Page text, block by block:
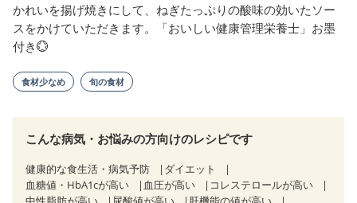
かれいを揚げ焼きにして、ねぎたっぷりの酸味の効いたソー
スをかけていただきます。「おいしい健康管理栄養士」お墨
付き💮
食材少なめ 旬の食材
こんな病気・お悩みの方向けのレシピです
健康的な食生活・病気予防
ダイエット
血糖値・HbA1cが高い
血圧が高い
コレステロールが高い